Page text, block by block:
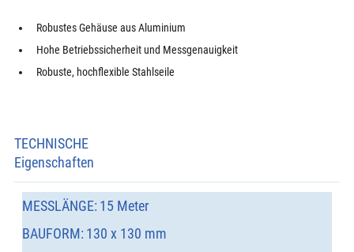
Robustes Gehäuse aus Aluminium
Hohe Betriebssicherheit und Messgenauigkeit
Robuste, hochflexible Stahlseile
TECHNISCHE
Eigenschaften
MESSLÄNGE: 15 Meter
BAUFORM: 130 x 130 mm